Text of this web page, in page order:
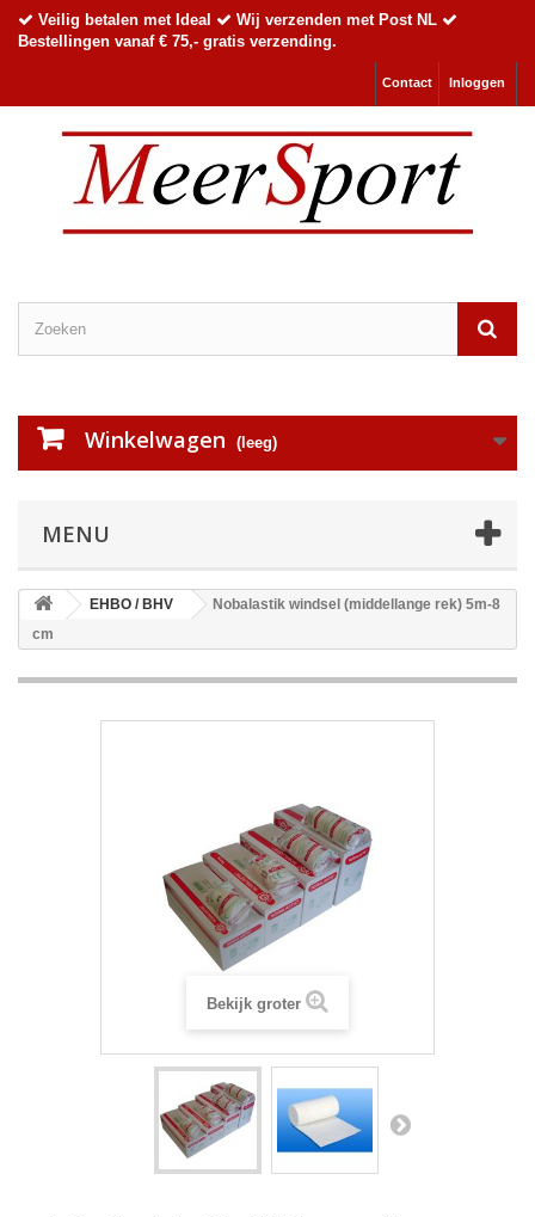
Veilig betalen met Ideal
Wij verzenden met Post NL
Bestellingen vanaf € 75,- gratis verzending.
Inloggen
Contact
Winkelwagen (leeg)
MENU
EHBO / BHV
Nobalastik windsel (middellange rek) 5m-8
cm
Bekijk groter